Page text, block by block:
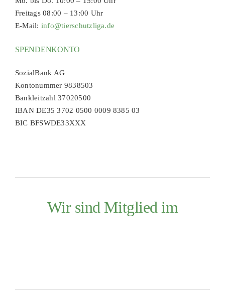
Freitags 08:00 – 13:00 Uhr
E-Mail: info@tierschutzliga.de
SPENDENKONTO
SozialBank AG
Kontonummer 9838503
Bankleitzahl 37020500
IBAN DE35 3702 0500 0009 8385 03
BIC BFSWDE33XXX
Wir sind Mitglied im